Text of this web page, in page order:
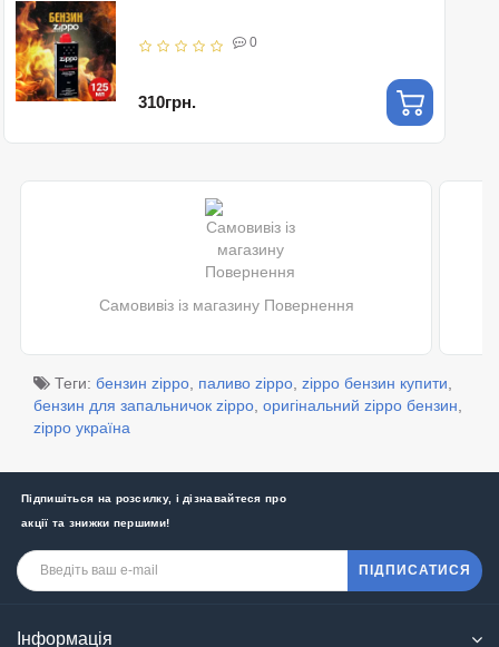
0
310грн.
Самовивіз із магазину Повернення
Теги: бензин zippo паливо zippo zippo бензин купити
бензин для запальничок zippo оригінальний zippo бензин
zippo україна
Підпишіться на розсилку, і дізнавайтеся про
акції та знижки першими!
ПІДПИСАТИСЯ
Інформація